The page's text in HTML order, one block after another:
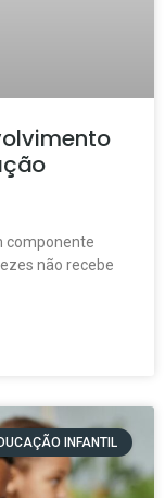
componente
não recebe
INFANTIL